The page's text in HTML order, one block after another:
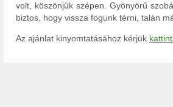
volt, köszönjük szépen. Gyönyörű
biztos, hogy vissza fogunk térni, talán
Az ajánlat kinyomtatásához kérjük